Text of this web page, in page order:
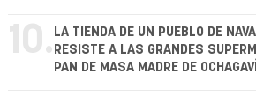
10. LA TIENDA DE UN PUEBLO DE
RESISTE A LAS GRANDES
PAN DE MASA MADRE DE